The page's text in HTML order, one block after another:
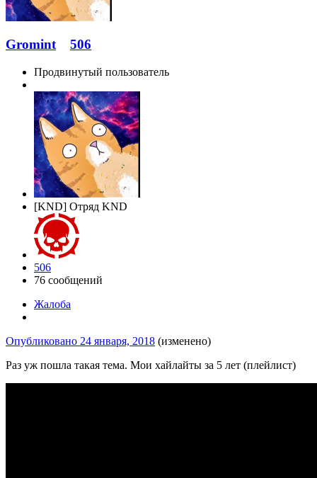
Gromint 506
Продвинутый пользователь
[KND] Отряд KND
506
76 сообщений
Жалоба
Опубликовано 24 января, 2018 (изменено)
Раз уж пошла такая тема. Мои хайлайты за 5 лет (плейлист)